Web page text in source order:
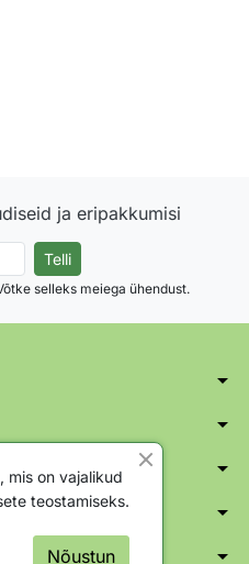
ja eripakkumisi
selleks meiega ühendust.
arrow_drop_down
arrow_drop_down
arrow_drop_down
arrow_drop_down
arrow_drop_down
mis on vajalikud
teostamiseks.
Nõustun